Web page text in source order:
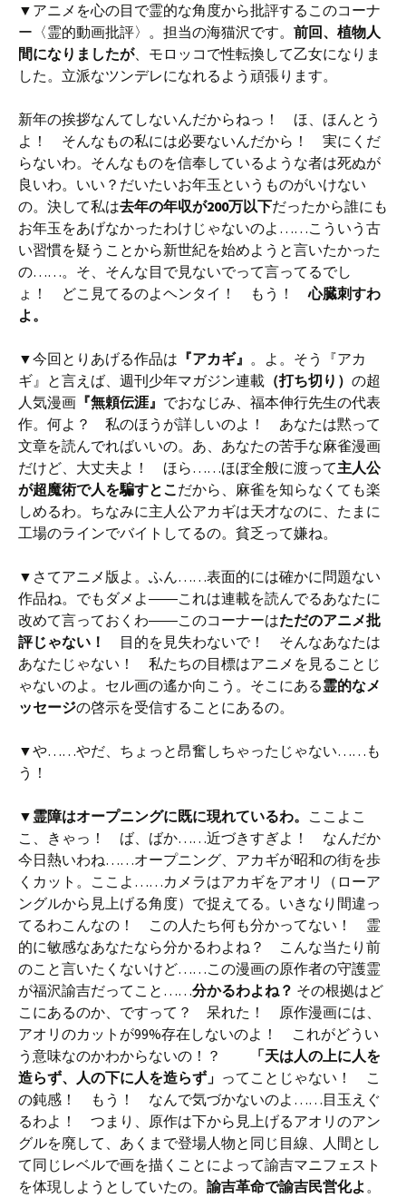
▼アニメを心の目で霊的な角度から批評するこのコーナ
ー〈霊的動画批評〉。担当の海猫沢です。 前回、植物人
間になりましたが、モロッコで性転換して乙女になりま
した。立派なツンデレになれるよう頑張ります。
新年の挨拶なんてしないんだからねっ！ ほ、ほんとう
よ！ そんなもの私には必要ないんだから！ 実にくだ
らないわ。そんなものを信奉しているような者は死ぬが
良いわ。いい？だいたいお年玉というものがいけない
の。決して私は去年の年収が200万以下だったから誰にも
お年玉をあげなかったわけじゃないのよ……こういう古
い習慣を疑うことから新世紀を始めようと言いたかった
の……。そ、そんな目で見ないでって言ってるでし
ょ！ どこ見てるのよヘンタイ！ もう！心臓刺すわ
よ。
▼今回とりあげる作品は 『アカギ』 。よ。そう『アカ
ギ』と言えば、週刊少年マガジン連載 （打ち切り） の超
人気漫画 『無頼伝涯』 でおなじみ、福本伸行先生の代表
作。何よ？ 私のほうが詳しいのよ！ あなたは黙って
文章を読んでればいいの。あ、あなたの苦手な麻雀漫画
だけど、大丈夫よ！ ほら……ほぼ全般に渡って主人公
が超魔術で人を騙すとこだから、麻雀を知らなくても楽
しめるわ。ちなみに主人公アカギは天才なのに、たまに
工場のラインでバイトしてるの。貧乏って嫌ね。
▼さてアニメ版よ。ふん……表面的には確かに問題ない
作品ね。でもダメよ――これは連載を読んでるあなたに
改めて言っておくわ――このコーナーはただのアニメ批
評じゃない！
目的を見失わないで！ そんなあなたは
あなたじゃない！ 私たちの目標はアニメを見ることじ
ゃないのよ。セル画の遙か向こう。そこにある霊的なメ
ッセージの啓示を受信することにあるの。
▼や……やだ、ちょっと昂奮しちゃったじゃない……も
う！
▼ 霊障はオープニングに既に現れているわ。 ここよこ
こ、きゃっ！ ば、ばか……近づきすぎよ！ なんだか
今日熱いわね……オープニング、アカギが昭和の街を歩
くカット。ここよ……カメラはアカギをアオリ（ローア
ングルから見上げる角度）で捉えてる。いきなり間違っ
てるわこんなの！ この人たち何も分かってない！ 霊
的に敏感なあなたなら分かるわよね？ こんな当たり前
のこと言いたくないけど……この漫画の原作者の守護霊
が福沢諭吉だってこと……分かるわよね？ その根拠はど
こにあるのか、ですって？ 呆れた！ 原作漫画には、
アオリのカットが99%存在しないのよ！ これがどうい
う意味なのかわからないの！？
「天は人の上に人を
造らず、人の下に人を造らず」 ってことじゃない！ こ
の鈍感！ もう！ なんで気づかないのよ……目玉えぐ
るわよ！ つまり、原作は下から見上げるアオリのアン
グルを廃して、あくまで登場人物と同じ目線、人間とし
て同じレベルで画を描くことによって諭吉マニフェスト
を体現しようとしていたの。 諭吉革命で諭吉民営化よ。